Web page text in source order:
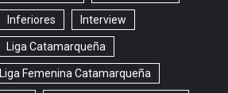
Inferiores Interview
Liga Catamarqueña
Liga Femenina Catamarqueña